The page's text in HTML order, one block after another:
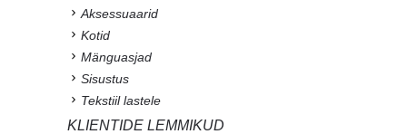
Aksessuaarid
Kotid
Mänguasjad
Sisustus
Tekstiil lastele
KLIENTIDE LEMMIKUD